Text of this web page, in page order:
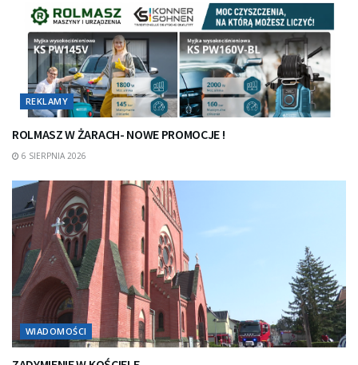
REKLAMY
ROLMASZ W ŻARACH- NOWE PROMOCJE !
6 SIERPNIA 2026
WIADOMOŚCI